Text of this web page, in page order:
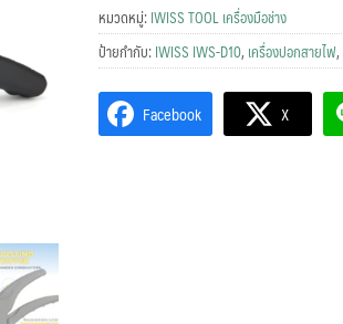
ไฟ
อัตโนมัติ
มัลติ
ฟัง
ก์ชั่น
หมวดหมู่:IWISS TOOL เครื่องมือช่าง
ป้ายกำกับ:IWISS IWS-D10, เครื่องปอกสายไฟ,
Facebook X